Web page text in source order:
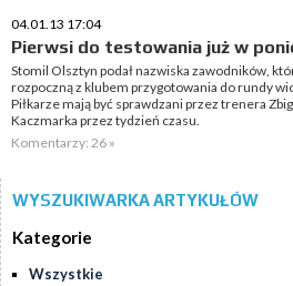
04.01.13 17:04
Pierwsi do testowania już w
Stomil Olsztyn podał nazwiska zawodników,
rozpoczną z klubem przygotowania do rundy
Piłkarze mają być sprawdzani przez trenera
Kaczmarka przez tydzień czasu.
Komentarzy: 26 »
WYSZUKIWARKA ARTYKUŁÓW
Kategorie
Wszystkie